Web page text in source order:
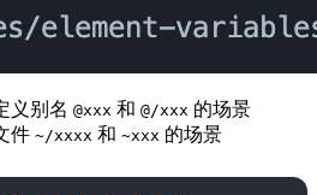
义别名 @xxx 和 @/xxx 的场景
件 ~/xxxx 和 ~xxx 的场景